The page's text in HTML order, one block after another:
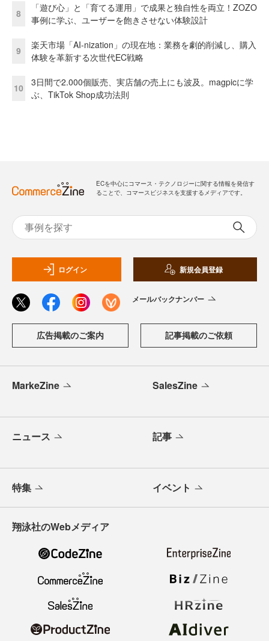
8
「遊び心」と「育てる運用」で成果と独自性を両立！ZOZO
事例に学ぶ、ユーザーを飽きさせない体験設計
9
楽天市場「AI-nization」の現在地：業務を劇的削減し、購入
体験を革新する次世代EC戦略
10
3日間で2.000個販売、実店舗の売上にも波及。magpicに学
ぶ、TikTok Shop成功法則
ECを中心にコマース・テクノロジーに関する情報を発信す
ることで、コマースビジネスを支援するメディアです。
ログイン 新規会員登録
メールバックナンバー
広告掲載のご案内 記事掲載のご依頼
MarkeZine SalesZine
ニュース 記事
特集 イベント
翔泳社のWebメディア